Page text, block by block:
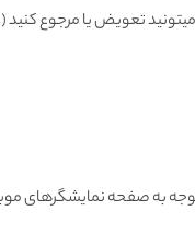
هر دلیلی دوستش نداشتید تا ۲۴ ساعت طبق قوانین،
به صفحه نمایشگرهای